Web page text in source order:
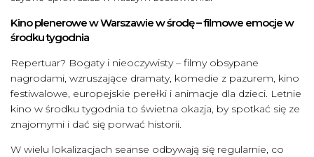
Kino plenerowe w Warszawie w środę – filmowe emocje w
środku tygodnia
Repertuar? Bogaty i nieoczywisty – filmy obsypane
nagrodami, wzruszające dramaty, komedie z pazurem, kino
festiwalowe, europejskie perełki i animacje dla dzieci. Letnie
kino w środku tygodnia to świetna okazja, by spotkać się ze
znajomymi i dać się porwać historii.
W wielu lokalizacjach seanse odbywają się regularnie, co